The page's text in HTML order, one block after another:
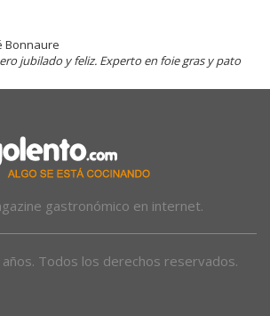
Bonnaure
jubilado y feliz. Experto en foie gras y pato
gastronómico en internet.
Todos los derechos reservados.